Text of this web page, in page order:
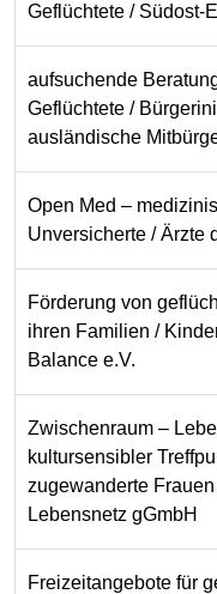
Geflüchtete / Südost-
aufsuchende
Geflüchtete /
ausländische
Open Med –
Unversicherte / Ärzte
Förderung von
ihren Familien /
Balance e.V.
Zwischenraum –
kultursensibler
zugewanderte
Lebensnetz gGmbH
Freizeitangebote für